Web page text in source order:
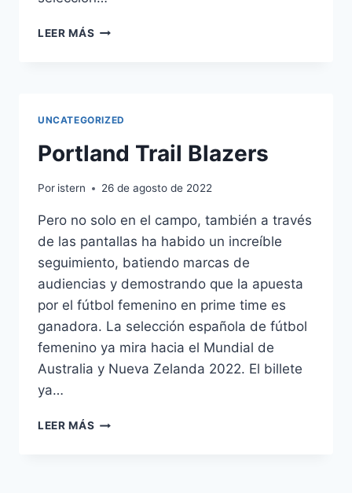
LEER MÁS CAMISETA
UNCATEGORIZED
Portland Trail Blazers
Por istern 26 de agosto de 2022
Pero no solo en el campo, también a través
de las pantallas ha habido un increíble
seguimiento, batiendo marcas de
audiencias y demostrando que la apuesta
por el fútbol femenino en prime time es
ganadora. La selección española de fútbol
femenino ya mira hacia el Mundial de
Australia y Nueva Zelanda 2022. El billete
ya…
LEER MÁS PORTLAND